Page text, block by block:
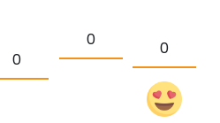
0
0 0